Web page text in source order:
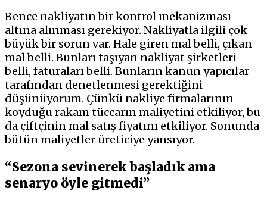
Bence nakliyatın bir kontrol mekanizması
altına alınması gerekiyor. Nakliyatla ilgili çok
büyük bir sorun var. Hale giren mal belli, çıkan
mal belli. Bunları taşıyan nakliyat şirketleri
belli, faturaları belli. Bunların kanun yapıcılar
tarafından denetlenmesi gerektiğini
düşünüyorum. Çünkü nakliye firmalarının
koyduğu rakam tüccarın maliyetini etkiliyor, bu
da çiftçinin mal satış fiyatını etkiliyor. Sonunda
bütün maliyetler üreticiye yansıyor.
“Sezona sevinerek başladık ama
senaryo öyle gitmedi”